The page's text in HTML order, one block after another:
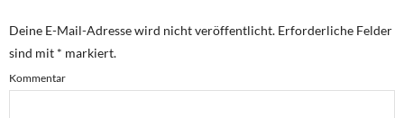
Deine E-Mail-Adresse wird nicht veröffentlicht. Erforderliche Felder
sind mit * markiert.
Kommentar